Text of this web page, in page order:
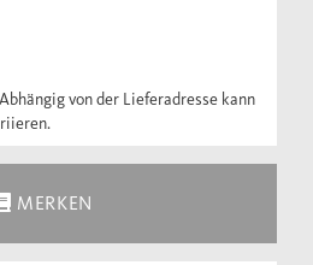
von der Lieferadresse kann
MERKEN